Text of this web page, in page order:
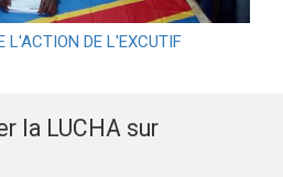
L'ACTION DE L'EXCUTIF
la LUCHA sur